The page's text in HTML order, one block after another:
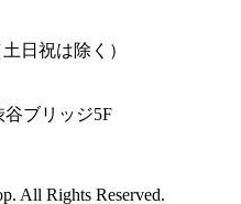
日祝は除く）
ブリッジ5F
All Rights Reserved.